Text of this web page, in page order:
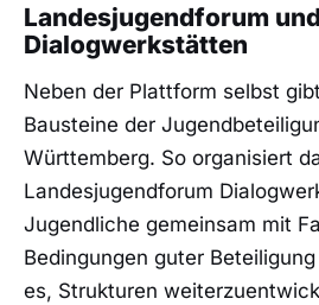
Landesjugendforum und
Dialogwerkstätten
Neben der Plattform selbst
Bausteine der
Württemberg. So organisiert
Landesjugendforum
Jugendliche gemeinsam mit
Bedingungen guter
es, Strukturen